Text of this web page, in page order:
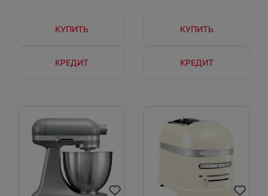
КУПИТЬ
КРЕДИТ
КУПИТЬ
КРЕДИТ